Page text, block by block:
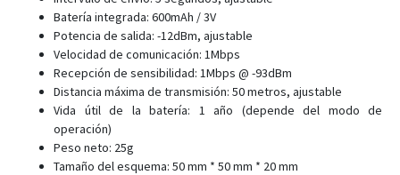
Batería integrada: 600mAh / 3V
Potencia de salida: -12dBm, ajustable
Velocidad de comunicación: 1Mbps
Recepción de sensibilidad: 1Mbps @ -93dBm
Distancia máxima de transmisión: 50 metros, ajustable
Vida útil de la batería: 1 año (depende del modo de
operación)
Peso neto: 25g
Tamaño del esquema: 50 mm * 50 mm * 20 mm